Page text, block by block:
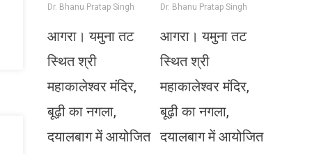
Dr. Bhanu Pratap Singh
आगरा। यमुना तट
स्थित श्री
महाकालेश्वर मंदिर,
बूढ़ी का नगला,
दयालबाग में आयोजित
Dr. Bhanu Pratap Singh
आगरा। यमुना तट
स्थित श्री
महाकालेश्वर मंदिर,
बूढ़ी का नगला,
दयालबाग में आयोजित